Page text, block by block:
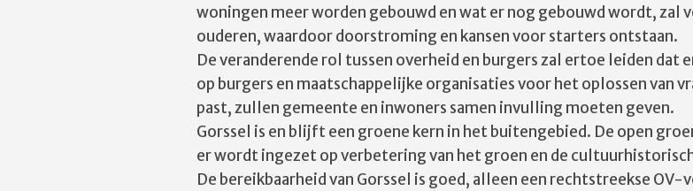
woningen meer worden gebouwd en wat er nog gebouwd wordt, zal
ouderen, waardoor doorstroming en kansen voor starters ontstaan.
De veranderende rol tussen overheid en burgers zal ertoe leiden dat
op burgers en maatschappelijke organisaties voor het oplossen van
past, zullen gemeente en inwoners samen invulling moeten geven.
Gorssel is en blijft een groene kern in het buitengebied. De open
er wordt ingezet op verbetering van het groen en de
De bereikbaarheid van Gorssel is goed, alleen een rechtstreekse